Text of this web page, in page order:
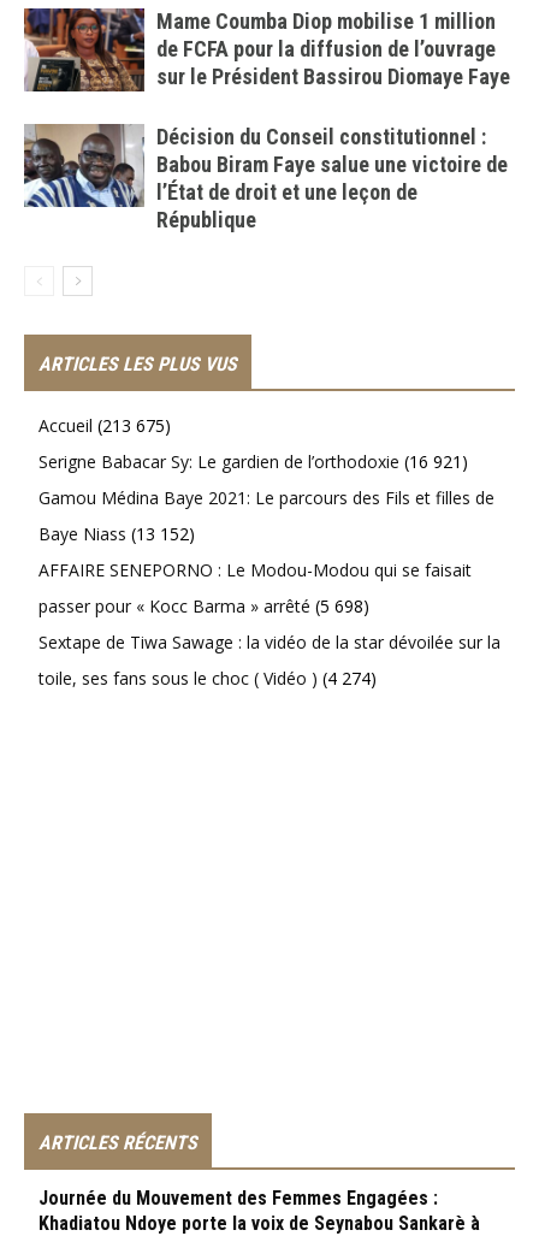
Mame Coumba Diop mobilise 1 million
de FCFA pour la diffusion de l’ouvrage
sur le Président Bassirou Diomaye Faye
Décision du Conseil constitutionnel :
Babou Biram Faye salue une victoire de
l’État de droit et une leçon de
République
ARTICLES LES PLUS VUS
Accueil (213 675)
Serigne Babacar Sy: Le gardien de l’orthodoxie (16 921)
Gamou Médina Baye 2021: Le parcours des Fils et filles de
Baye Niass (13 152)
AFFAIRE SENEPORNO : Le Modou-Modou qui se faisait
passer pour « Kocc Barma » arrêté (5 698)
Sextape de Tiwa Sawage : la vidéo de la star dévoilée sur la
toile, ses fans sous le choc ( Vidéo ) (4 274)
ARTICLES RÉCENTS
Journée du Mouvement des Femmes Engagées :
Khadiatou Ndoye porte la voix de Seynabou Sankarè à